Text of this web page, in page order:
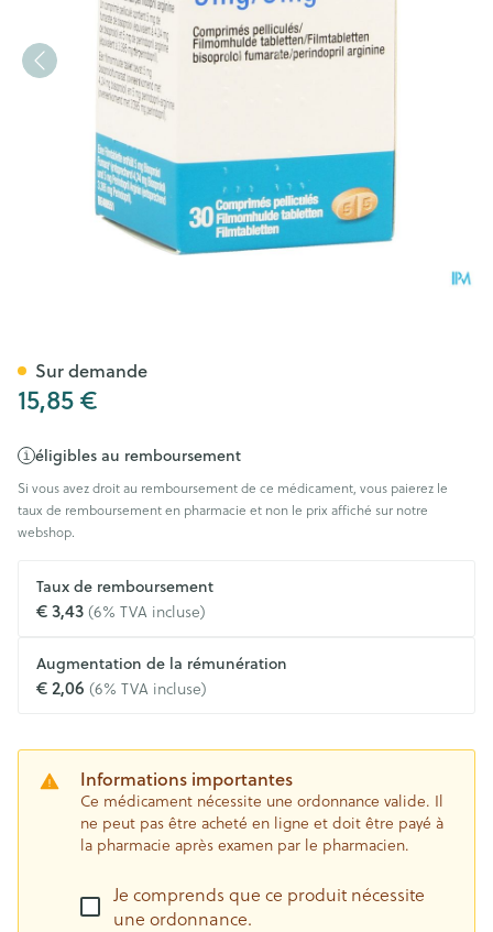
15,85 €
éligibles au remboursement
Si vous avez droit au remboursement de ce médicament, vous paierez le
taux de remboursement en pharmacie et non le prix affiché sur notre
webshop.
Taux de remboursement
€ 3,43(6% TVA incluse)
Augmentation de la rémunération
€ 2,06 (6% TVA incluse)
Informations importantes
Ce médicament nécessite une ordonnance valide. Il
ne peut pas être acheté en ligne et doit être payé à
la pharmacie après examen par le pharmacien.
Je comprends que ce produit nécessite
une ordonnance.
Sur demande